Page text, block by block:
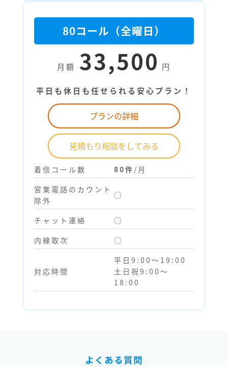
80コール（全曜日）
月額 33,500 円
平日も休日も任せられる安心プラン！
プランの詳細
見積もり相談をしてみる
着信コール数 80件 /月
営業電話のカウント
除外
◯
チャット連絡
◯
内線取次
◯
対応時間
平日9:00～19:00
土日祝9:00～
18:00
よくある質問